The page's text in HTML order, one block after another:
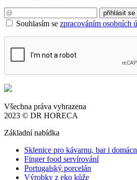
Souhlasím se zpracováním osobních
Všechna práva vyhrazena
2023 © DR HORECA
Základní nabídka
Sklenice pro kávarnu, bar i
Finger food servírování
Portugalský porcelán
Výrobky z eko kůže